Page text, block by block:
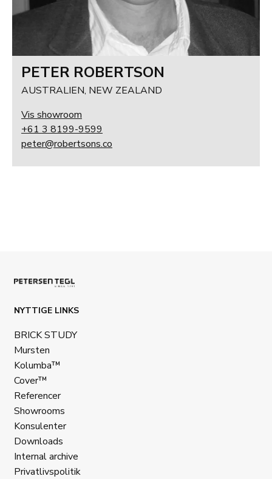
PETER ROBERTSON
AUSTRALIEN, NEW ZEALAND
Vis showroom
+61 3 8199-9599
peter@robertsons.co
NYTTIGE LINKS
BRICK STUDY
Mursten
Kolumba™
Cover™
Referencer
Showrooms
Konsulenter
Downloads
Internal archive
Privatlivspolitik